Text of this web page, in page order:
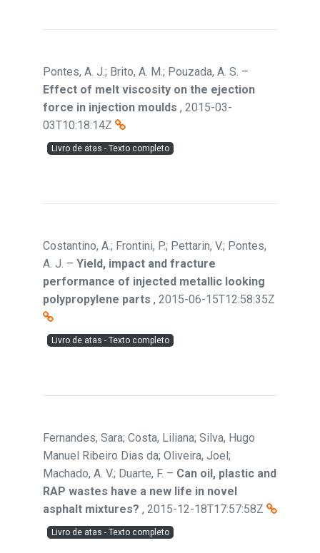
Pontes, A. J.; Brito, A. M.; Pouzada, A. S. –
Effect of melt viscosity on the ejection
force in injection moulds , 2015-03-
03T10:18:14Z
Livro de atas - Texto completo
Costantino, A.; Frontini, P.; Pettarin, V.; Pontes,
A. J. – Yield, impact and fracture
performance of injected metallic looking
polypropylene parts , 2015-06-15T12:58:35Z
Livro de atas - Texto completo
Fernandes, Sara; Costa, Liliana; Silva, Hugo
Manuel Ribeiro Dias da; Oliveira, Joel;
Machado, A. V.; Duarte, F. – Can oil, plastic and
RAP wastes have a new life in novel
asphalt mixtures? , 2015-12-18T17:57:58Z
Livro de atas - Texto completo